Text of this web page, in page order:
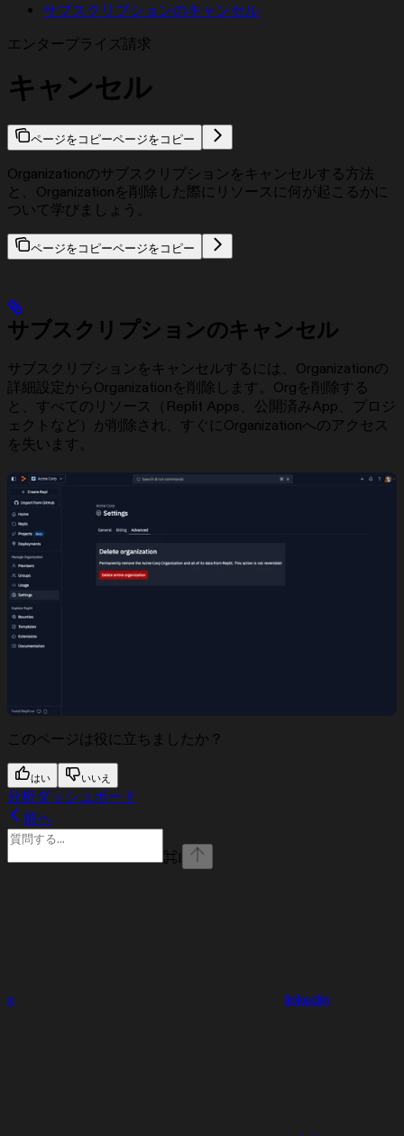
サブスクリプションのキャンセル
エンタープライズ請求
キャンセル
ページをコピーページをコピー
Organizationのサブスクリプションをキャンセルする方法
と、Organizationを削除した際にリソースに何が起こるかに
ついて学びましょう。
ページをコピーページをコピー
サブスクリプションのキャンセル
サブスクリプションをキャンセルするには、Organizationの
詳細設定からOrganizationを削除します。Orgを削除する
と、すべてのリソース（Replit Apps、公開済みApp、プロジ
ェクトなど）が削除され、すぐにOrganizationへのアクセス
を失います。
このページは役に立ちましたか？
はい いいえ
分析ダッシュボード
前へ
⌘I
x linkedin